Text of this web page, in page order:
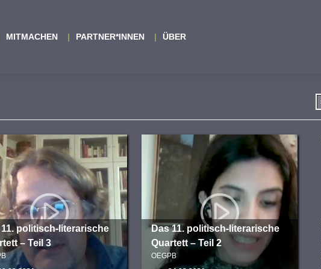
MITMACHEN PARTNER*INNEN ÜBER
11. politisch-literarische
– Teil 3
Das 11. politisch-literarische
Quartett – Teil 2
OEGPB